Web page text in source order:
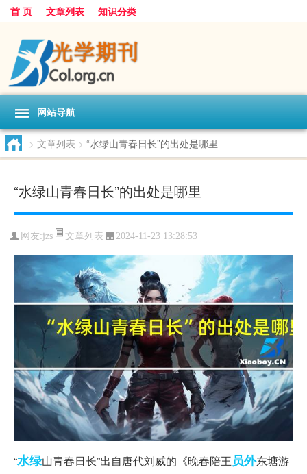
首 页 文章列表 知识分类
网站导航
> 文章列表 > “水绿山青春日长”的出处是哪里
“水绿山青春日长”的出处是哪里
网友:jzs 文章列表 2024-11-23 13:28:53
“水绿山青春日长”出自唐代刘威的《晚春陪王员外东塘游